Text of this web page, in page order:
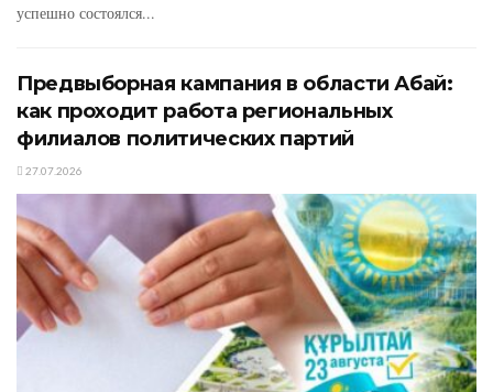
успешно состоялся...
Предвыборная кампания в области Абай:
как проходит работа региональных
филиалов политических партий
27.07.2026